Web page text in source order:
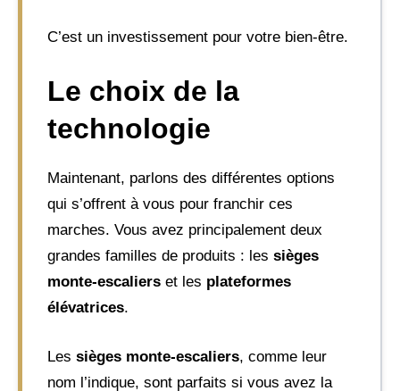
C’est un investissement pour votre bien-être.
Le choix de la
technologie
Maintenant, parlons des différentes options
qui s’offrent à vous pour franchir ces
marches. Vous avez principalement deux
grandes familles de produits : les sièges
monte-escaliers et les plateformes
élévatrices.
Les sièges monte-escaliers, comme leur
nom l’indique, sont parfaits si vous avez la